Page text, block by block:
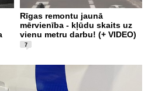
Rīgas remontu jaunā
mērvienība - kļūdu skaits uz
vienu metru darbu! (+ VIDEO)
7